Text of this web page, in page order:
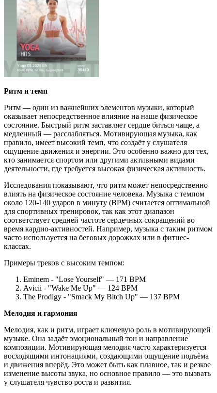
Ритм и темп
Ритм — один из важнейших элементов музыки, который
оказывает непосредственное влияние на наше физическое
состояние. Быстрый ритм заставляет сердце биться чаще, а
медленный — расслабляться. Мотивирующая музыка, как
правило, имеет высокий темп, что создаёт у слушателя
ощущение движения и энергии. Это особенно важно для тех,
кто занимается спортом или другими активными видами
деятельности, где требуется высокая физическая активность.
Исследования показывают, что ритм может непосредственно
влиять на физическое состояние человека. Музыка с темпом
около 120-140 ударов в минуту (BPM) считается оптимальной
для спортивных тренировок, так как этот диапазон
соответствует средней частоте сердечных сокращений во
время кардио-активностей. Например, музыка с таким ритмом
часто используется на беговых дорожках или в фитнес-
классах.
Примеры треков с высоким темпом:
Eminem - "Lose Yourself" — 171 BPM
Avicii - "Wake Me Up" — 124 BPM
The Prodigy - "Smack My Bitch Up" — 137 BPM
Мелодия и гармония
Мелодия, как и ритм, играет ключевую роль в мотивирующей
музыке. Она задаёт эмоциональный тон и направление
композиции. Мотивирующая мелодия часто характеризуется
восходящими интонациями, создающими ощущение подъёма
и движения вперёд. Это может быть как плавное, так и резкое
изменение высоты звука, но основное правило — это вызвать
у слушателя чувство роста и развития.